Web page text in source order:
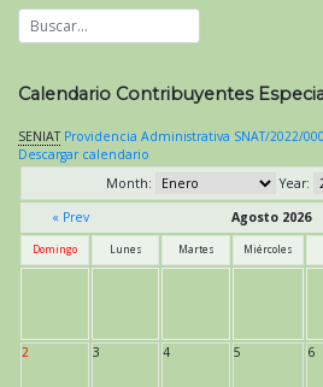
Calendario Contribuyentes
SENIAT Providencia Administrativa SNAT/2022/
Descargar calendario
Month:
Year:
« Prev
Agosto 2026
Domingo Lunes Martes Miércoles
2 3 4 5 6